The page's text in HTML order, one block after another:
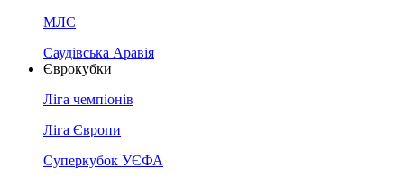
МЛС
Саудівська Аравія
Єврокубки
Ліга чемпіонів
Ліга Європи
Суперкубок УЄФА